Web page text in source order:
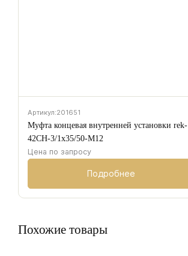
Артикул:201651
Муфта концевая внутренней установки rek-
42CH-3/1х35/50-M12
Цена по запросу
Подробнее
Похожие товары